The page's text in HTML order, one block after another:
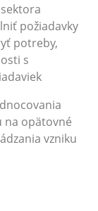
požiadavky
potreby,
s
na opätovné
vzniku